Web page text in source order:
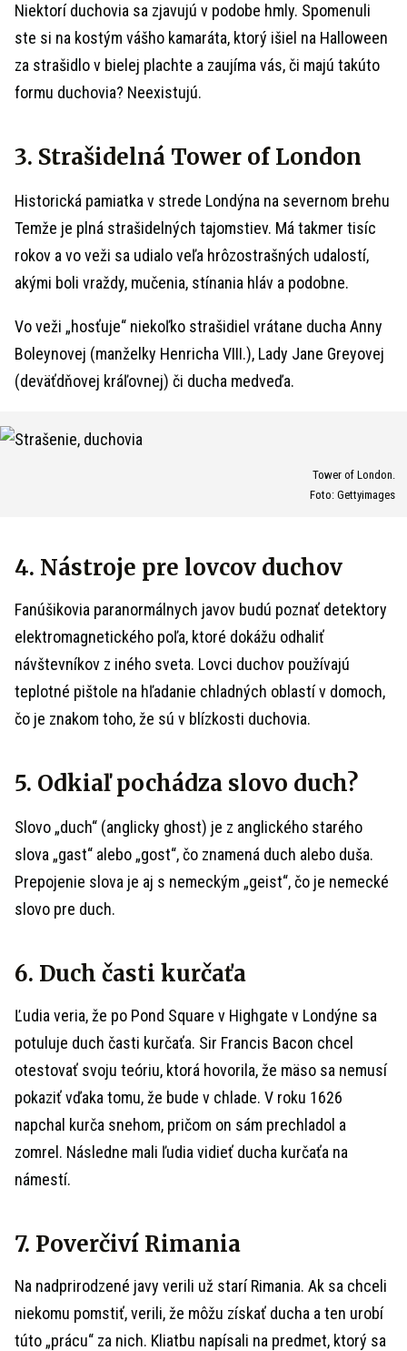
Niektorí duchovia sa zjavujú v podobe hmly. Spomenuli
ste si na kostým vášho kamaráta, ktorý išiel na Halloween
za strašidlo v bielej plachte a zaujíma vás, či majú takúto
formu duchovia? Neexistujú.
3. Strašidelná Tower of London
Historická pamiatka v strede Londýna na severnom brehu
Temže je plná strašidelných tajomstiev. Má takmer tisíc
rokov a vo veži sa udialo veľa hrôzostrašných udalostí,
akými boli vraždy, mučenia, stínania hláv a podobne.
Vo veži „hosťuje“ niekoľko strašidiel vrátane ducha Anny
Boleynovej (manželky Henricha VIII.), Lady Jane Greyovej
(deväťdňovej kráľovnej) či ducha medveďa.
Tower of London.
Foto: Gettyimages
4. Nástroje pre lovcov duchov
Fanúšikovia paranormálnych javov budú poznať detektory
elektromagnetického poľa, ktoré dokážu odhaliť
návštevníkov z iného sveta. Lovci duchov používajú
teplotné pištole na hľadanie chladných oblastí v domoch,
čo je znakom toho, že sú v blízkosti duchovia.
5. Odkiaľ pochádza slovo duch?
Slovo „duch“ (anglicky ghost) je z anglického starého
slova „gast“ alebo „gost“, čo znamená duch alebo duša.
Prepojenie slova je aj s nemeckým „geist“, čo je nemecké
slovo pre duch.
6. Duch časti kurčaťa
Ľudia veria, že po Pond Square v Highgate v Londýne sa
potuluje duch časti kurčaťa. Sir Francis Bacon chcel
otestovať svoju teóriu, ktorá hovorila, že mäso sa nemusí
pokaziť vďaka tomu, že bude v chlade. V roku 1626
napchal kurča snehom, pričom on sám prechladol a
zomrel. Následne mali ľudia vidieť ducha kurčaťa na
námestí.
7. Poverčiví Rimania
Na nadprirodzené javy verili už starí Rimania. Ak sa chceli
niekomu pomstiť, verili, že môžu získať ducha a ten urobí
túto „prácu“ za nich. Kliatbu napísali na predmet, ktorý sa